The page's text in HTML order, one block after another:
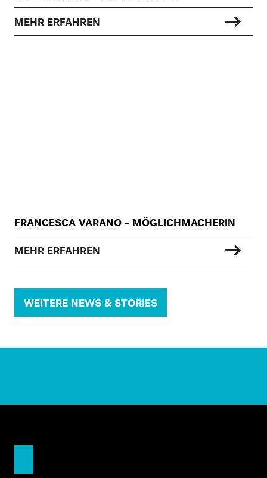
MEHR ERFAHREN
FRANCESCA VARANO – MÖGLICHMACHERIN
MEHR ERFAHREN
WEITERE NEWS & STORIES